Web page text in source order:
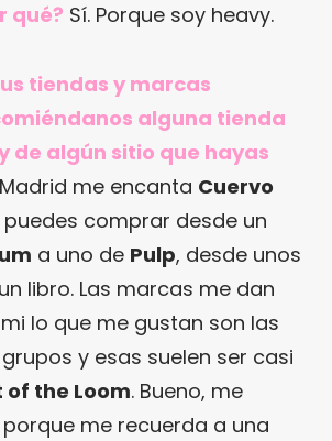
qué? Sí. Porque soy heavy.
tiendas y marcas
alguna tienda
de algún sitio que hayas
me encanta Cuervo
comprar desde un
a uno de Pulp, desde unos
libro. Las marcas me dan
lo que me gustan son las
y esas suelen ser casi
of the Loom. Bueno, me
porque me recuerda a una